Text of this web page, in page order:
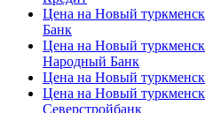
Цена на Новый
Банк
Цена на Новый
Народный Банк
Цена на Новый
Цена на Новый
Северстройбанк